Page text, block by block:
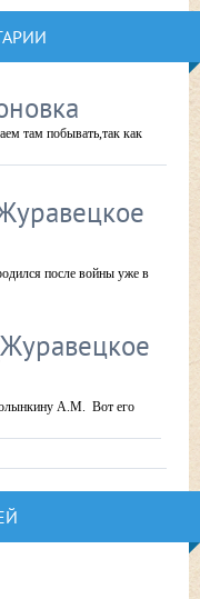
там побывать,так как
после войны уже в
А.М. Вот его